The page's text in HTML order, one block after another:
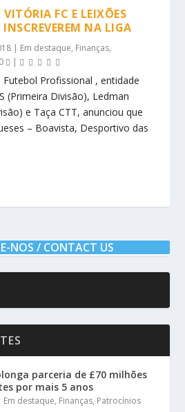
FC E LEIXÕES
INSCREVEREM NA LIGA
| Em destaque, Finanças,
0 |
Profissional , entidade
(Primeira Divisão), Ledman
e Taça CTT, anunciou que
– Boavista, Desportivo das
NOS / CONTACT US
parceria de £70 milhões
por mais 5 anos
Em destaque, Finanças, Patrocínios